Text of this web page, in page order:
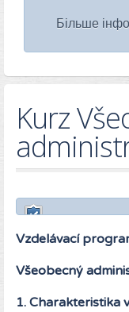
Більше
Kurz
Vzdelávací
Všeobecný
1. Charakteristika